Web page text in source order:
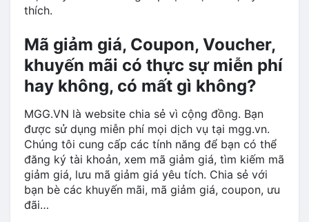
thích.
Mã giảm giá, Coupon, Voucher,
khuyến mãi có thực sự miễn phí
hay không, có mất gì không?
MGG.VN là website chia sẻ vì cộng đồng. Bạn
được sử dụng miễn phí mọi dịch vụ tại mgg.vn.
Chúng tôi cung cấp các tính năng để bạn có thể
đăng ký tài khoản, xem mã giảm giá, tìm kiếm mã
giảm giá, lưu mã giảm giá yêu tích. Chia sẻ với
bạn bè các khuyến mãi, mã giảm giá, coupon, ưu
đãi…